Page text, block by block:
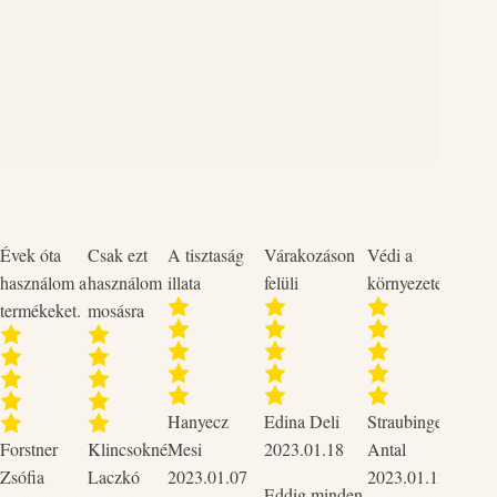
Évek óta
használom a
termékeket.
Forstner
Zsófia
Csak ezt
használom
mosásra
Klincsokné
Laczkó
A tisztaság
illata
Hanyecz
Mesi
2023.01.07
Várakozáson
felüli
Edina Deli
2023.01.18
Védi a
környezetet
Straubinger
Antal
2023.01.12